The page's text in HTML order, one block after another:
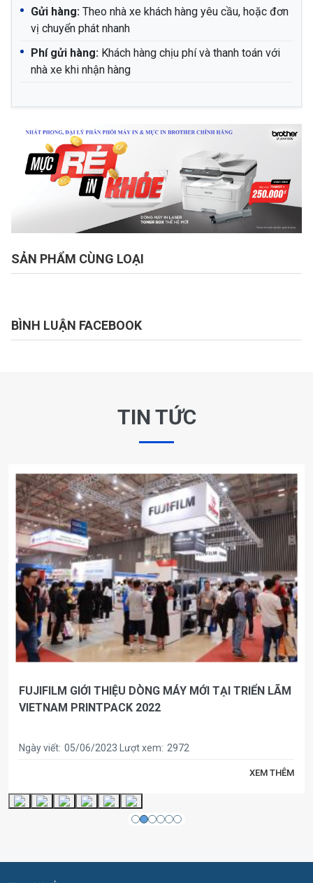
Gửi hàng: Theo nhà xe khách hàng yêu cầu, hoặc đơn
vị chuyển phát nhanh
Phí gửi hàng: Khách hàng chịu phí và thanh toán với
nhà xe khi nhận hàng
SẢN PHẨM CÙNG LOẠI
BÌNH LUẬN FACEBOOK
TIN TỨC
FUJIFILM GIỚI THIỆU DÒNG MÁY MỚI TẠI TRIỂN LÃM
VIETNAM PRINTPACK 2022
Ngày viết: 05/06/2023 Lượt xem: 2972
XEM THÊM